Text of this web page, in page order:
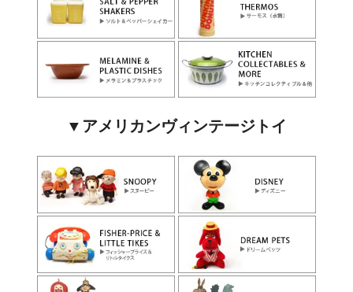
▼アメリカンヴィンテージトイ